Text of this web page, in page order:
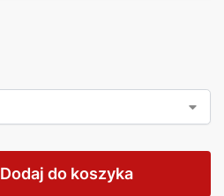
Dodaj do koszyka